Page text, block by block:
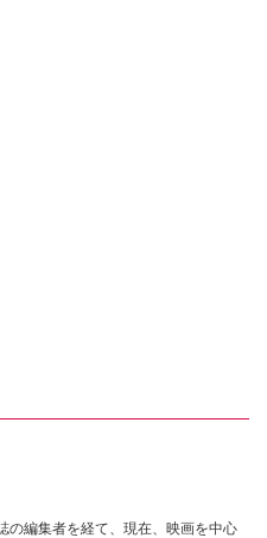
の編集者を経て、現在、映画を中心